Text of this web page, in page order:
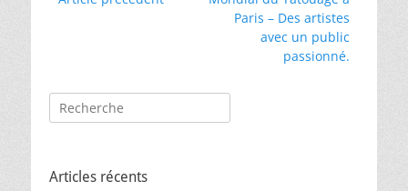
de
suivant :Paris – Des artistes
avec un public
passionné.
Rechercher :
Articles récents